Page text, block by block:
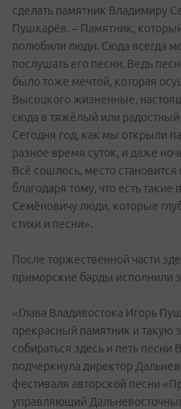
сделать памятник Владимиру
Пушкарёв. – Памятник,
полюбили люди. Сюда всегда
послушать его песни. Ведь
было тоже мечтой, которая
Высоцкого жизненные,
сюда в тяжёлый или
Сегодня год, как мы открыли
разное время суток, и даже
Всё сошлось, место
благодаря тому, что есть
Семёновичу люди, которые
стихи и песни».
После торжественной части
приморские барды исполнили
«Глава Владивостока Игорь
прекрасный памятник и такую
собираться здесь и петь
подчеркнула директор
фестиваля авторской песни
управляющий